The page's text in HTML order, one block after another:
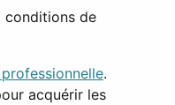
conditions de
.
acquérir les